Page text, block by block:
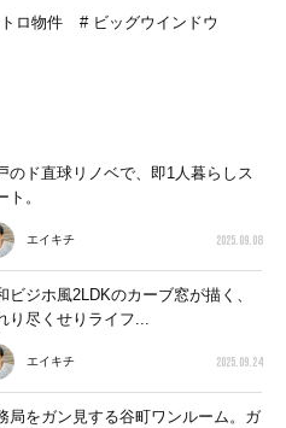
ロ物件
ビッグウインドウ
のド直球リノベで、即1人暮らしス
ト。
エイキチ 2025.09.08
ビジホ風2LDKのカーブ窓が描く、
り尽くせりライフ...
エイキチ 2025.09.24
局をガン見する谷町ワンルーム。ガ